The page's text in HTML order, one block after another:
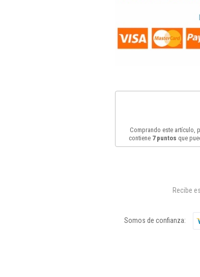
Comprando este artículo,
contiene 7puntos que
Recibe
Somos de confianza: